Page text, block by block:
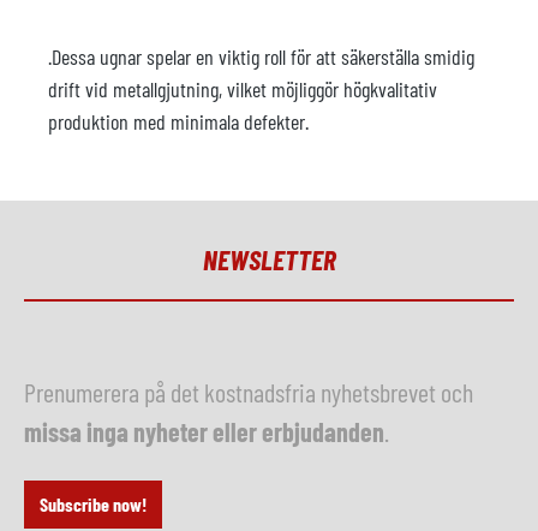
.Dessa ugnar spelar en viktig roll för att säkerställa smidig
drift vid metallgjutning, vilket möjliggör högkvalitativ
produktion med minimala defekter.
NEWSLETTER
Prenumerera på det kostnadsfria nyhetsbrevet och
missa inga nyheter eller erbjudanden
Subscribe now!